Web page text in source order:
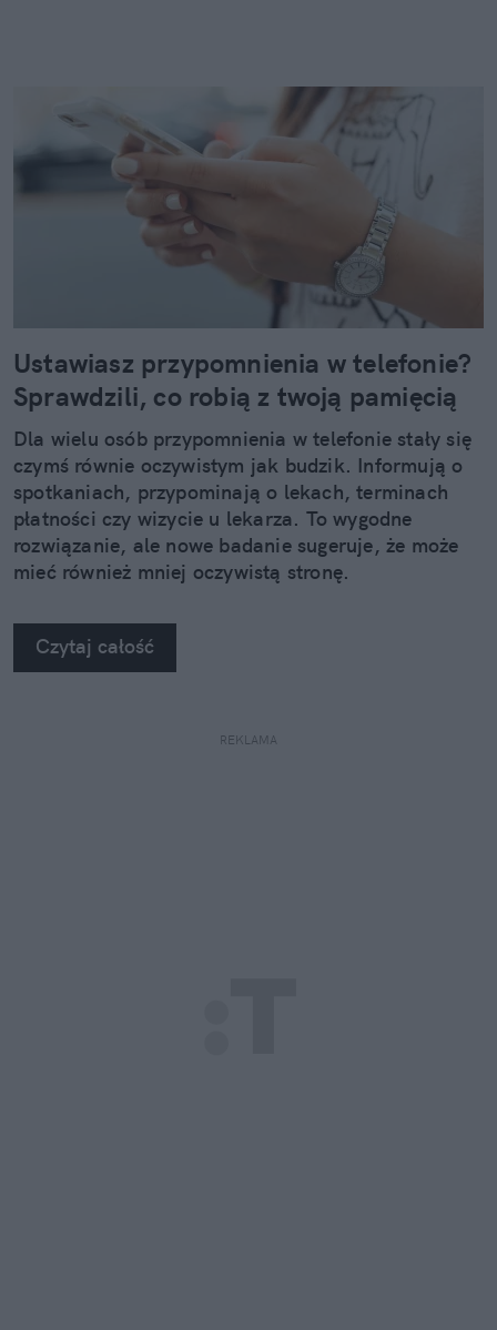
Ustawiasz przypomnienia w telefonie?
Sprawdzili, co robią z twoją pamięcią
Dla wielu osób przypomnienia w telefonie stały się
czymś równie oczywistym jak budzik. Informują o
spotkaniach, przypominają o lekach, terminach
płatności czy wizycie u lekarza. To wygodne
rozwiązanie, ale nowe badanie sugeruje, że może
mieć również mniej oczywistą stronę.
Czytaj całość
REKLAMA